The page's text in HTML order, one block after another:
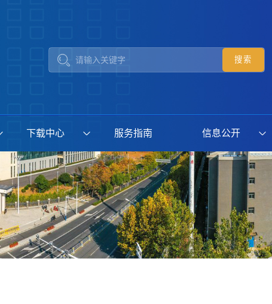
下载中心 服务指南 信息公开